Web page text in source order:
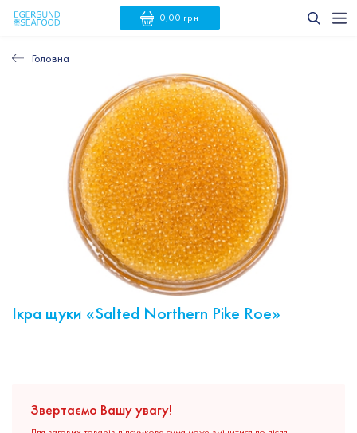
0,00 грн
Головна
Ікра щуки «Salted Northern Pike Roe»
Звертаємо Вашу увагу!